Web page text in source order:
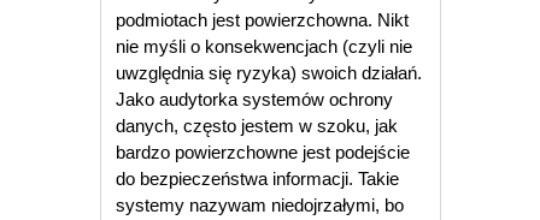
podmiotach jest powierzchowna. Nikt
nie myśli o konsekwencjach (czyli nie
uwzględnia się ryzyka) swoich działań.
Jako audytorka systemów ochrony
danych, często jestem w szoku, jak
bardzo powierzchowne jest podejście
do bezpieczeństwa informacji. Takie
systemy nazywam niedojrzałymi, bo